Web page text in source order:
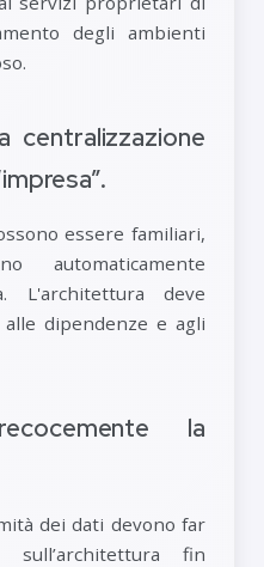
degli ambienti
centralizzazione
essere familiari,
automaticamente
L'architettura deve
dipendenze e agli
la
dei dati devono far
fin